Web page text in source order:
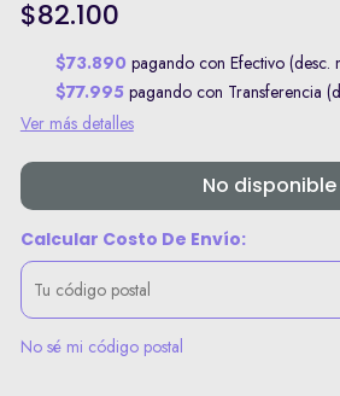
$82.100
$73.890 pagando con Efectivo (desc.
$77.995 pagando con Transferencia
Ver más detalles
No disponible
Calcular Costo De Envío:
No sé mi código postal